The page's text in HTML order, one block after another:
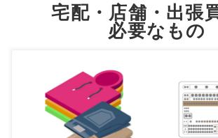
宅配・店舗・出張
必要なもの